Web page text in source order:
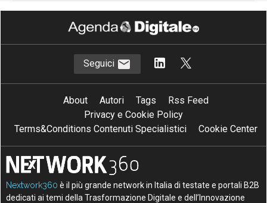
Seguici
About Autori Tags
Rss Feed
Privacy e Cookie Policy
Terms&Conditions Contenuti Specialistici
Cookie Center
Nextwork360 è il più grande network in Italia di testate e portali B2B
dedicati ai temi della Trasformazione Digitale e dell’Innovazione